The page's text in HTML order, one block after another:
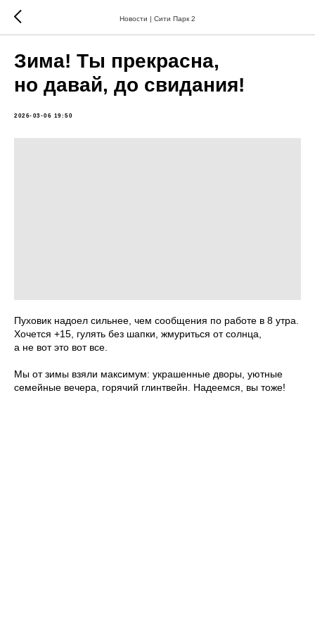
Новости | Сити Парк 2
Зима! Ты прекрасна,
но давай, до свидания!
2026-03-06 19:50
Пуховик надоел сильнее, чем сообщения по работе в 8 утра.
Хочется +15, гулять без шапки, жмуриться от солнца,
а не вот это вот все.
Мы от зимы взяли максимум: украшенные дворы, уютные
семейные вечера, горячий глинтвейн. Надеемся, вы тоже!